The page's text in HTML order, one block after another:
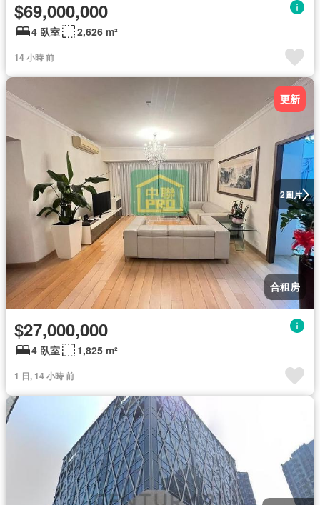
$69,000,000
4 臥室 2,626 m²
14 小時 前
2圖片
更新
合租房
$27,000,000
4 臥室 1,825 m²
1 日, 14 小時 前